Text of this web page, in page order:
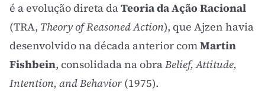
é a evolução direta daTeoria da Ação Racional
(TRA, Theory of Reasoned Action), que Ajzen havia
desenvolvido na década anterior comMartin
Fishbein, consolidada na obraBelief, Attitude,
Intention, and Behavior (1975).